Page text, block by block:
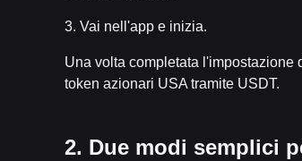
3. Vai nell'app e inizia.
Una volta completata l'impostazione
token azionari USA tramite USDT.
2. Due modi semplici